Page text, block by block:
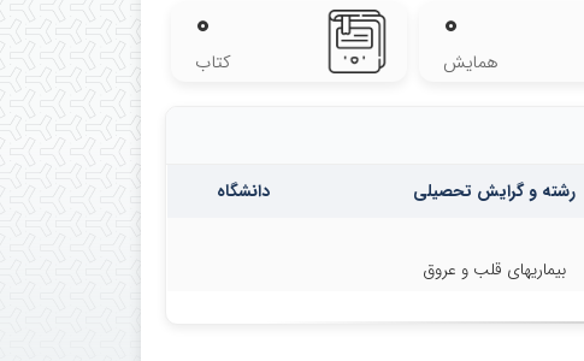
۰
همایش
۰
کتاب
رشته و گرایش تحصیلی دانشگاه
بیماریهای قلب و عروق